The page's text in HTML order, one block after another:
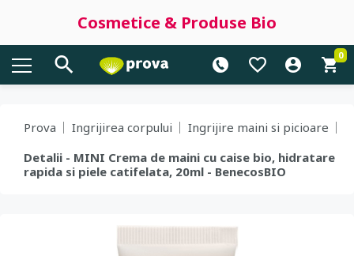
Cosmetice & Produse Bio
0
Prova Ingrijirea corpului
Ingrijire maini si picioare
Detalii - MINI Crema de maini cu caise bio, hidratare
rapida si piele catifelata, 20ml - BenecosBIO